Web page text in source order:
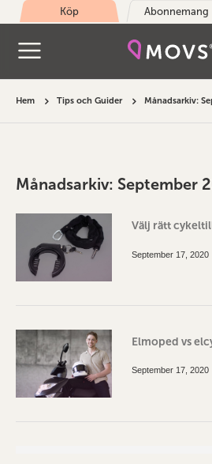
Köp Abonnemang
Hem Tips och Guider Månadsarkiv:
Månadsarkiv: September
Välj rätt
September 17, 2020
Elmoped vs
September 17, 2020